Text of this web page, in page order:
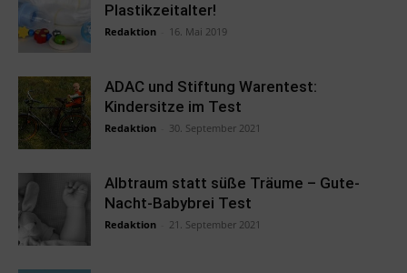
Plastikzeitalter!
Redaktion 16. Mai 2019
ADAC und Stiftung Warentest:
Kindersitze im Test
Redaktion 30. September 2021
Albtraum statt süße Träume – Gute-
Nacht-Babybrei Test
Redaktion 21. September 2021